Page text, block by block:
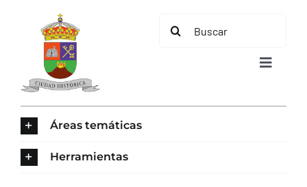
contenido
Buscar:
Toggle
Áreas temáticas
Herramientas